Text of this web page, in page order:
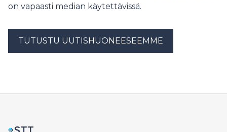
on vapaasti median käytettävissä.
TUTUSTU UUTISHUONEESEEMME